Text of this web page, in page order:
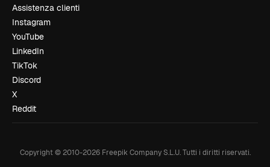
Assistenza clienti
Instagram
YouTube
LinkedIn
TikTok
Discord
X
Reddit
Copyright © 2010-2026Freepik Company S.L.U. Tutti i diritti riservati.